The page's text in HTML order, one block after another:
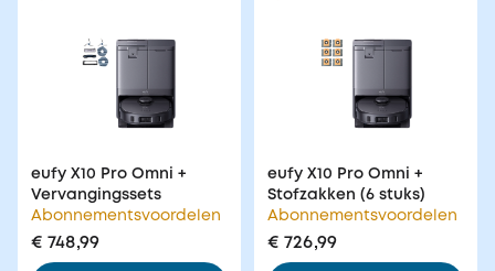
eufy X10 Pro Omni +
Vervangingssets
Abonnementsvoordelen
€ 748,99
eufy X10 Pro Omni +
Stofzakken (6 stuks)
Abonnementsvoordelen
€ 726,99